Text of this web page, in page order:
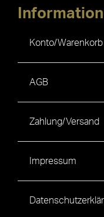
Konto/Warenkorb
AGB
Zahlung/Versand
Impressum